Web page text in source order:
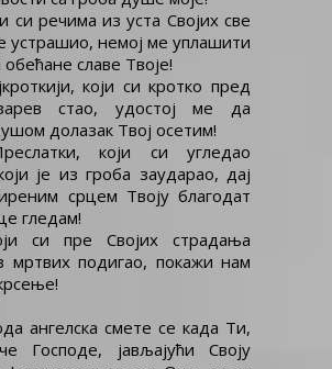
си речима из уста Својих све
устрашио, немој ме уплашити
славе Твоје!
који си кротко пред
стао, удостој ме да
долазак Твој осетим!
који си угледао
је из гроба заударао, дај
срцем Твоју благодат
гледам!
си пре Својих страдања
мртвих подигао, покажи нам
ангелска смете се када Ти,
Господе, јављајући Своју